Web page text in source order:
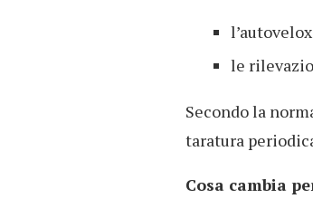
le
Secondo la
taratura
Cosa cambia